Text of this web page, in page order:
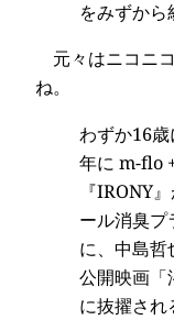
をみずから
元々はニコニ
ね。
わずか16
年に m-flo
『IRONY
ール消臭プ
に、中島
公開映画「
に抜擢され